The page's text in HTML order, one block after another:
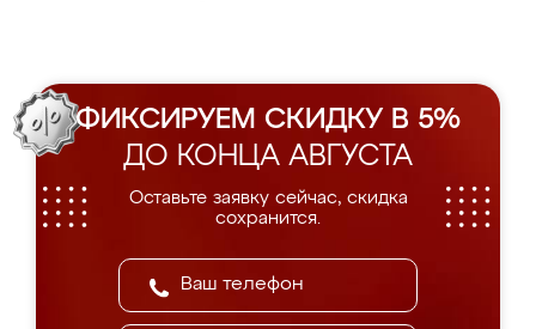
ФИКСИРУЕМ СКИДКУ В 5%
ДО КОНЦА АВГУСТА
Оставьте заявку сейчас, скидка
сохранится.